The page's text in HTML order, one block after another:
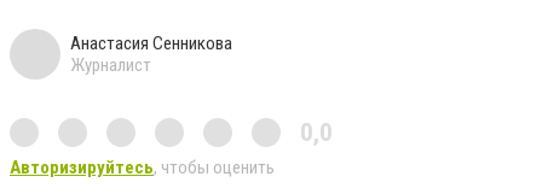
Анастасия Сенникова
Журналист
0,0
Авторизируйтесь, чтобы оценить